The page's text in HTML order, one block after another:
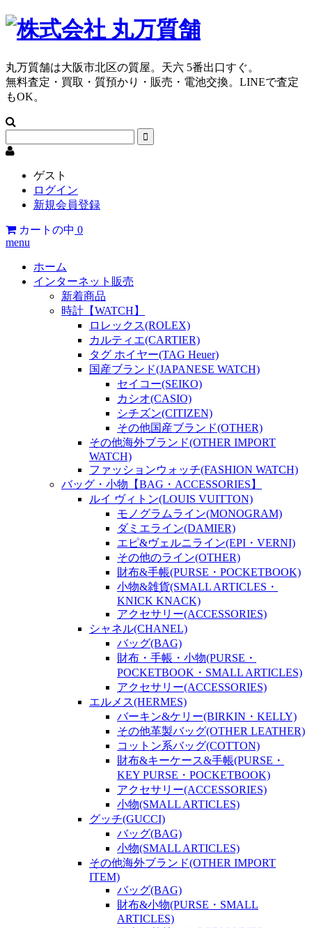
丸万質舗は大阪市北区の質屋。天六 5番出口すぐ。
無料査定・買取・質預かり・販売・電池交換。LINEで査定
もOK。
ゲスト
ログイン
新規会員登録
カートの中 0
menu
ホーム
インターネット販売
新着商品
時計【WATCH】
ロレックス(ROLEX)
カルティエ(CARTIER)
タグ ホイヤー(TAG Heuer)
国産ブランド(JAPANESE WATCH)
セイコー(SEIKO)
カシオ(CASIO)
シチズン(CITIZEN)
その他国産ブランド(OTHER)
その他海外ブランド(OTHER IMPORT
WATCH)
ファッションウォッチ(FASHION WATCH)
バッグ・小物【BAG・ACCESSORIES】
ルイ ヴィトン(LOUIS VUITTON)
モノグラムライン(MONOGRAM)
ダミエライン(DAMIER)
エピ&ヴェルニライン(EPI・VERNI)
その他のライン(OTHER)
財布&手帳(PURSE・POCKETBOOK)
小物&雑貨(SMALL ARTICLES・
KNICK KNACK)
アクセサリー(ACCESSORIES)
シャネル(CHANEL)
バッグ(BAG)
財布・手帳・小物(PURSE・
POCKETBOOK・SMALL ARTICLES)
アクセサリー(ACCESSORIES)
エルメス(HERMES)
バーキン&ケリー(BIRKIN・KELLY)
その他革製バッグ(OTHER LEATHER)
コットン系バッグ(COTTON)
財布&キーケース&手帳(PURSE・
KEY PURSE・POCKETBOOK)
アクセサリー(ACCESSORIES)
小物(SMALL ARTICLES)
グッチ(GUCCI)
バッグ(BAG)
小物(SMALL ARTICLES)
その他海外ブランド(OTHER IMPORT
ITEM)
バッグ(BAG)
財布&小物(PURSE・SMALL
ARTICLES)